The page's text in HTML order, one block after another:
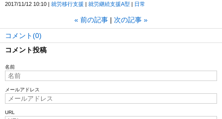
2017/11/12 10:10 就労移行支援 就労継続支援A型 日常
« 前の記事 次の記事 »
コメント(0)
コメント投稿
名前
メールアドレス
URL